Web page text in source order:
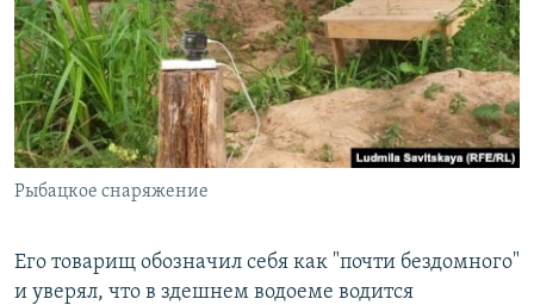
Рыбацкое снаряжение
Его товарищ обозначил себя как "почти бездомного"
и уверял, что в здешнем водоеме водится